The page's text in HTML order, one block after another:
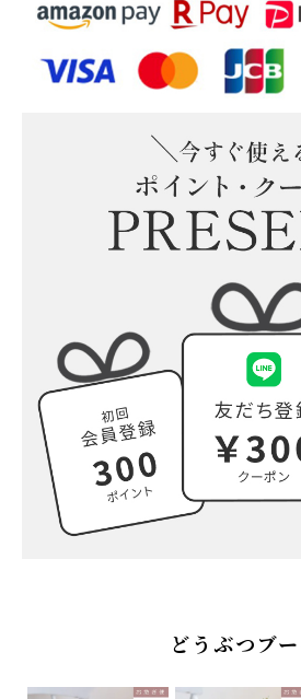
そのまま飾れる“こねこ”の
そのまま飾れる“うさぎ”の
プリザーブドフラワー
陶器アレンジ
すべての商品
どうぶつブ